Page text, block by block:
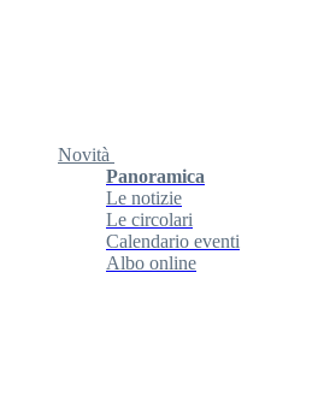
Novità
Panoramica
Le notizie
Le circolari
Calendario eventi
Albo online